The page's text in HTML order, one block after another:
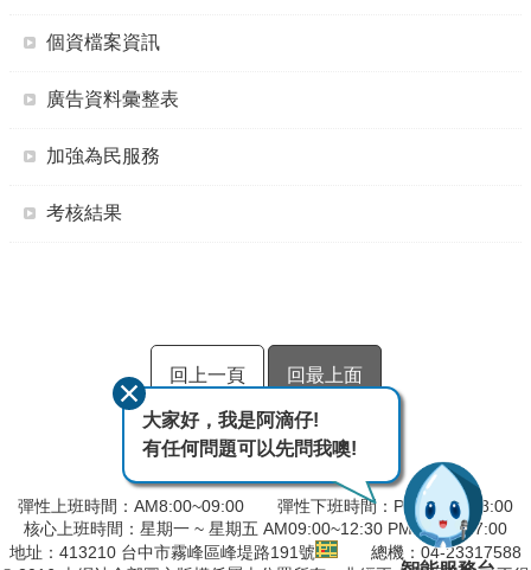
個資檔案資訊
廣告資料彙整表
加強為民服務
考核結果
回上一頁 回最上面
彈性上班時間：AM8:00~09:00 彈性下班時間：PM17:00~18:00
核心上班時間：星期一 ~ 星期五 AM09:00~12:30 PM13:30~17:00
地址：413210 台中市霧峰區峰堤路191號
總機：04-23317588
大家好，我是阿滴仔!
有任何問題可以先問我噢!